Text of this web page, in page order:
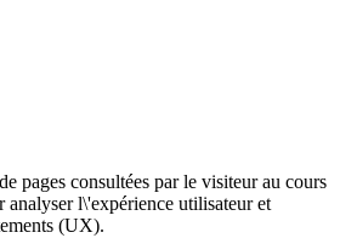
pages consultées par le visiteur au cours
analyser l\'expérience utilisateur et
(UX).